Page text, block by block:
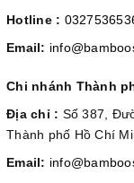
Hotline :
Email:
Chi nhánh Thành
Địa chỉ : Số 387,
Thành phố Hồ Chí
Email: